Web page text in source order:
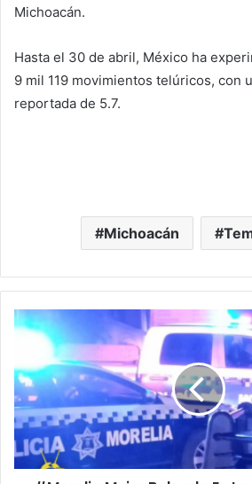
Michoacán.
Hasta el 30 de abril, México ha
9 mil 119 movimientos telúricos, con
reportada de 5.7.
Michoacán
#Morelia
Mujer
Baleada
En
La
Justo
Mendoza
Falleció
En